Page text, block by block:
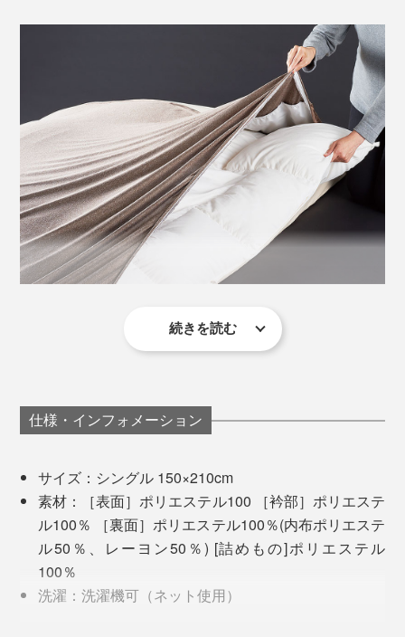
アウトする「断熱層」を挟んで、掛け布団を入れる空間
があり、一番外側の素材は、起毛感のないスベスベのス
一見暖かさに貢献していなさそうに見えるこのストレッ
チ生地が、実は影の立役者。
実際に比べてみると分かりますが、普通の毛布が寝返り
を繰り返すうちにはだけてしまうのに対し、「オールイ
ンワン毛布」は上側の生地が伸びることで身体にフィッ
トし、寝返りを打っても打っても、毛布が逃げないので
す。
線形で、肌ざわりとエレガントなデザイン性を両立。
写真は、肌に触れる起毛面
毛布といいつつ、表側はストレッチ性のあるニット素材
片面に伸びる素材を使うことで、寝返りしてもはだけな
い。体にフィットして暖かさがアップし、軽量化にも貢
暖かさは、中身の保温中わたや高密度シートがキープし
てくれるので、一番外側には伸びない起毛素材よりも、
伸びるニット素材が適切なのだとか。
合理的な理由に「へぇ〜」を連発してしまいました。
続きを読む
仕様・インフォメーション
サイズ：シングル 150×210cm
素材：［表面］ポリエステル100 ［衿部］ポリエステ
ル100％ ［裏面］ポリエステル100％(内布ポリエステ
ル50％、レーヨン50％) [詰めもの]ポリエステル
100％
洗濯：洗濯機可（ネット使用）